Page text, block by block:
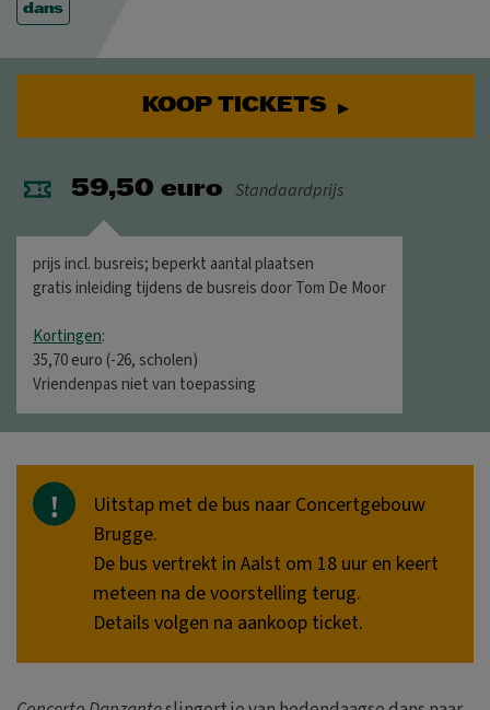
Uitstap met de bus naar Concertgebouw
Brugge.
De bus vertrekt in Aalst om 18 uur en keert
meteen na de voorstelling terug.
Details volgen na aankoop ticket.
dans
KOOP TICKETS
59,50 euro Standaardprijs
prijs incl. busreis; beperkt aantal plaatsen
gratis inleiding tijdens de busreis door Tom De Moor
Kortingen:
35,70 euro (-26, scholen)
Vriendenpas niet van toepassing